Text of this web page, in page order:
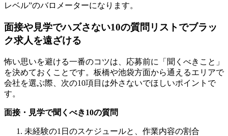
レベル”のバロメーターになります。
面接や見学でハズさない10の質問リストでブラッ
ク求人を遠ざける
怖い思いを避ける一番のコツは、応募前に「聞くべきこと」
を決めておくことです。板橋や池袋方面から通えるエリアで
会社を選ぶ際、次の10項目は外さないでほしいポイントで
す。
面接・見学で聞くべき10の質問
未経験の1日のスケジュールと、作業内容の割合